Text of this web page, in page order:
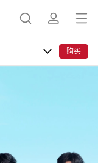
打
开
菜
购买